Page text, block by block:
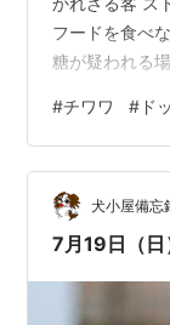
フードを食べ
糖が疑われる
を載せていま
されています
え・人見知り
る可能性が高
出来ていると
#チワワ # ド
犬小屋備忘
7月19日（日